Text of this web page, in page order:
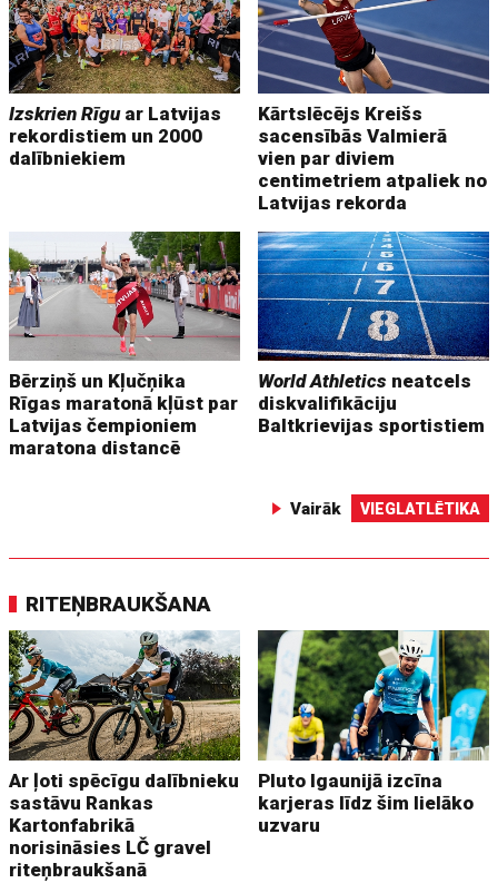
Izskrien Rīguar Latvijas
rekordistiem un 2000
dalībniekiem
Kārtslēcējs Kreišs
sacensībās Valmierā
vien par diviem
centimetriem atpaliek no
Latvijas rekorda
Bērziņš un Kļučņika
Rīgas maratonā kļūst par
Latvijas čempioniem
maratona distancē
World Athletics neatcels
diskvalifikāciju
Baltkrievijas sportistiem
Vairāk VIEGLATLĒTIKA
RITEŅBRAUKŠANA
Ar ļoti spēcīgu dalībnieku
sastāvu Rankas
Kartonfabrikā
norisināsies LČ gravel
riteņbraukšanā
Pluto Igaunijā izcīna
karjeras līdz šim lielāko
uzvaru